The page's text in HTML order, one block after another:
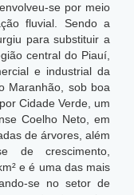
se por meio
fluvial. Sendo a
para substituir a
central do Piauí,
e industrial da
Maranhão, sob boa
Cidade Verde, um
Coelho Neto, em
de árvores, além
de crescimento,
e é uma das mais
se no setor de